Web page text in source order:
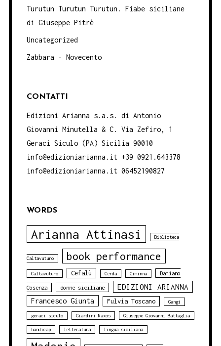
Turutun Turutun Turutun. Fiabe siciliane
di Giuseppe Pitrè
Uncategorized
Zabbara - Novecento
CONTATTI
Edizioni Arianna s.a.s. di Antonio
Giovanni Minutella & C. Via Zefiro, 1
Geraci Siculo (PA) Sicilia 90010
info@edizioniarianna.it +39 0921.643378
info@edizioniarianna.it 06452190827
WORDS
Arianna Attinasi Biblioteca
Caltavuturo book performance
Caltavuturo Cefalù Cerda Ciminna Damiano
Cosenza donne siciliane EDIZIONI ARIANNA
Francesco Giunta Fulvia Toscano Gangi
geraci siculo Giardini Naxos Giuseppe Giovanni Battaglia
handicap letteratura lingua siciliana